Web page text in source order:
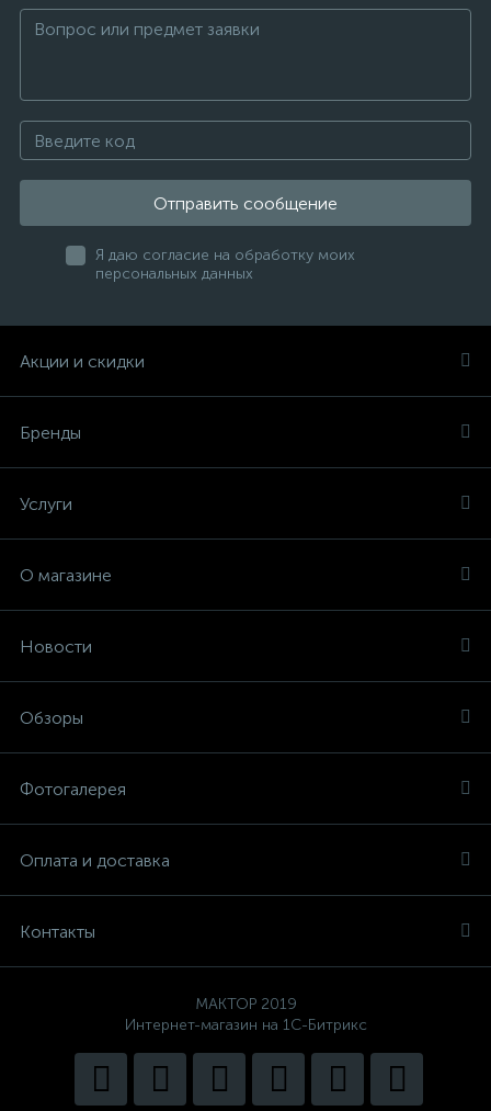
Отправить сообщение
Я даю согласие на обработку моих
персональных данных
Акции и скидки
Бренды
Услуги
О магазине
Новости
Обзоры
Фотогалерея
Оплата и доставка
Контакты
MAKTOP 2019
Интернет-магазин на 1С-Битрикс